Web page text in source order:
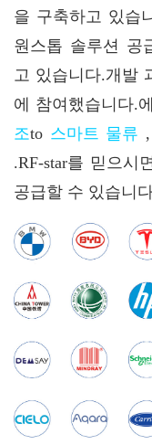
을 구축하고 있습
원스톱 솔루션 공
고 있습니다.개발
에 참여했습니다.
조to 스마트 물류
.RF-star를 믿으시
공급할 수 있습니